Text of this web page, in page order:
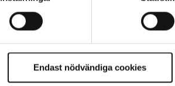
Endast nödvändiga cookies